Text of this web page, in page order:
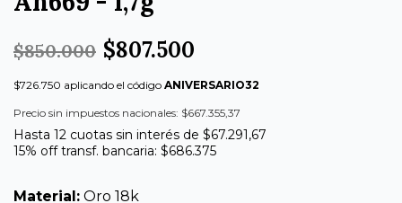
$850.000 $807.500
$726.750 aplicando el código ANIVERSARIO32
Precio sin impuestos nacionales: $667.355,37
Hasta 12 cuotas sin interés de $67.291,67
15% off transf. bancaria: $686.375
Material: Oro 18k